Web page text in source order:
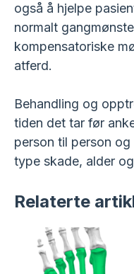
også å hjelpe
normalt
kompensatoriske
atferd.
Behandling og
tiden det tar før
person til person
type skade, alder
Relaterte